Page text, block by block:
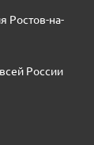
Ростов-на-
России